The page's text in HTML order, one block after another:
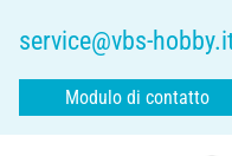
service@vbs-
Modulo di contatto